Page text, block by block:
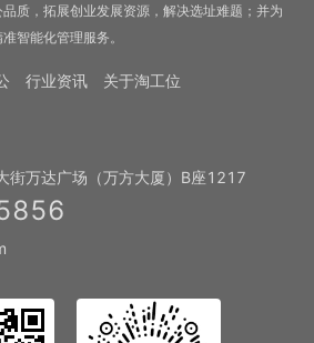
质，拓展创业发展资源，解决选址难题；并为
智能化管理服务。
行业资讯 关于淘工位
街万达广场（万方大厦）B座1217